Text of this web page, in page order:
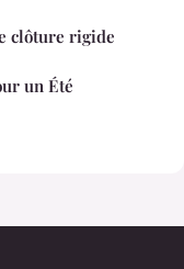
clôture rigide
un Été